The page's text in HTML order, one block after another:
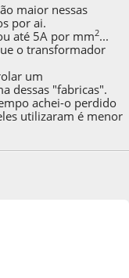
maior nessas
por ai.
até 5A por mm2...
o transformador
um
dessas "fabricas".
achei-o perdido
utilizaram é menor